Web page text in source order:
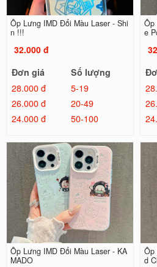
Ốp Lưng IMD Đổi Màu Laser - Shi
n !!!
32.000 đ
Đơn giá
Số lượng
28.000 đ
5-19
26.000 đ
20-49
24.000 đ
50-100
Ốp
e
Ốp Lưng IMD Đổi Màu Laser - KA
MADO
Ốp
d